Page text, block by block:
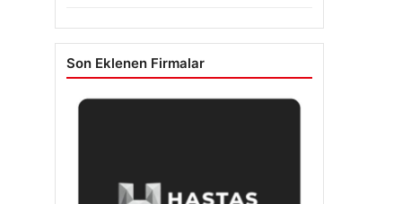
Son Eklenen Firmalar